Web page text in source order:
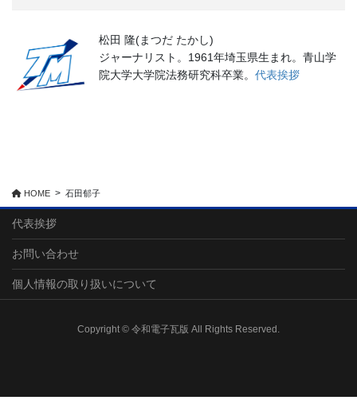
松田 隆(まつだ たかし)
ジャーナリスト。1961年埼玉県生まれ。青山学
院大学大学院法務研究科卒業。 代表挨拶
HOME 石田郁子
代表挨拶
お問い合わせ
個人情報の取り扱いについて
Copyright © 令和電子瓦版 All Rights Reserved.